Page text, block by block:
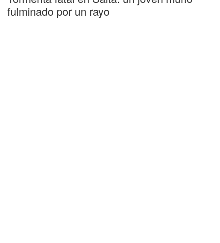
fulminado por un rayo